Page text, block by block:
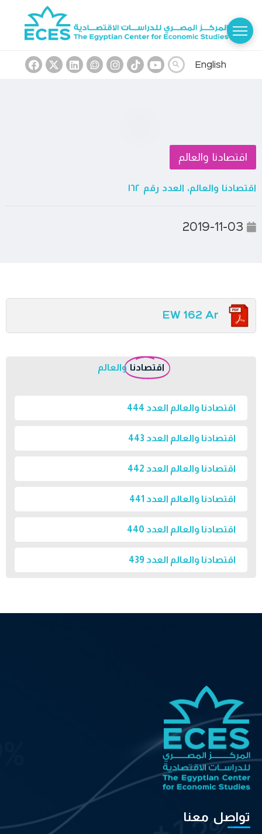
English
اقتصادنا والعالم
اقتصادنا والعالم، العدد رقم ١٦٢
EW 162 Ar
اقتصادنا والعالم
اقتصادنا والعالم العدد 444
اقتصادنا والعالم العدد 443
اقتصادنا والعالم العدد 442
اقتصادنا والعالم العدد 441
اقتصادنا والعالم العدد 440
اقتصادنا والعالم العدد 439
تواصل معنا